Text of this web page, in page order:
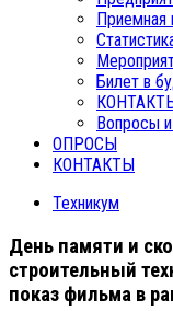
Приемная
Билет в
Вопросы
ОПРОСЫ
КОНТАКТЫ
Техникум
День памяти и
строительный
показ фильма в